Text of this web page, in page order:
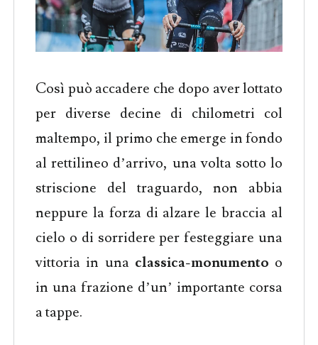
Così può accadere che dopo aver lottato
per diverse decine di chilometri col
maltempo, il primo che emerge in fondo
al rettilineo d’arrivo, una volta sotto lo
striscione del traguardo, non abbia
neppure la forza di alzare le braccia al
cielo o di sorridere per festeggiare una
vittoria in una classica-monumento o
in una frazione d’un’ importante corsa
a tappe.